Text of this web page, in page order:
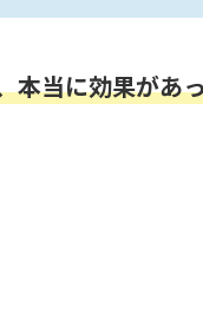
本当に効果があ